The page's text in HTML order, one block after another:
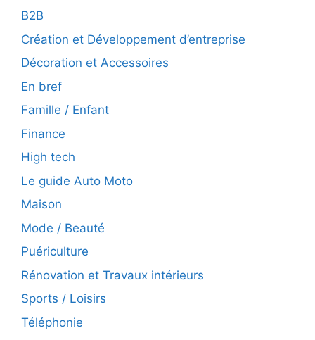
B2B
Création et Développement d’entreprise
Décoration et Accessoires
En bref
Famille / Enfant
Finance
High tech
Le guide Auto Moto
Maison
Mode / Beauté
Puériculture
Rénovation et Travaux intérieurs
Sports / Loisirs
Téléphonie